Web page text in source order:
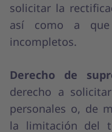
solicitar la
así como a
incompletos.
Derecho de
derecho a
personales o, de
la limitación del